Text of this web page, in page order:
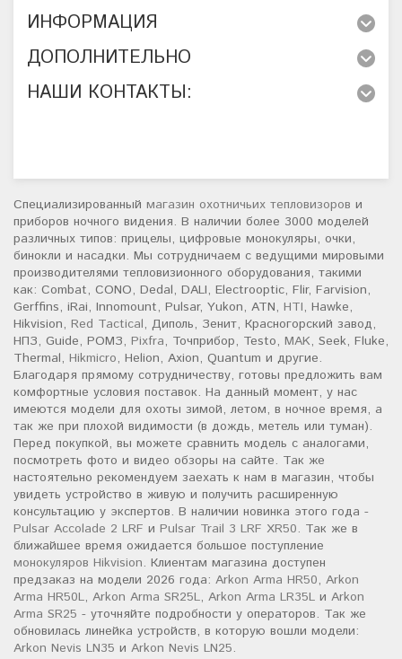
ИНФОРМАЦИЯ
ДОПОЛНИТЕЛЬНО
НАШИ КОНТАКТЫ:
Специализированный магазин охотничьих тепловизоров и
приборов ночного видения. В наличии более 3000 моделей
различных типов: прицелы, цифровые монокуляры, очки,
бинокли и насадки. Мы сотрудничаем с ведущими мировыми
производителями тепловизионного оборудования, такими
как: Combat, CONO, Dedal, DALI, Electrooptic, Flir, Farvision,
Gerffins, iRai, Innomount, Pulsar, Yukon, ATN, HTI, Hawke,
Hikvision, Red Tactical, Диполь, Зенит, Красногорский завод,
НПЗ, Guide, РОМЗ, Pixfra, Точприбор, Testo, MAK, Seek, Fluke,
Thermal, Hikmicro, Helion, Axion, Quantum и другие.
Благодаря прямому сотрудничеству, готовы предложить вам
комфортные условия поставок. На данный момент, у нас
имеются модели для охоты зимой, летом, в ночное время, а
так же при плохой видимости (в дождь, метель или туман).
Перед покупкой, вы можете сравнить модель с аналогами,
посмотреть фото и видео обзоры на сайте. Так же
настоятельно рекомендуем заехать к нам в магазин, чтобы
увидеть устройство в живую и получить расширенную
консультацию у экспертов. В наличии новинка этого года -
Pulsar Accolade 2 LRF и Pulsar Trail 3 LRF XR50. Так же в
ближайшее время ожидается большое поступление
монокуляров Hikvision. Клиентам магазина доступен
предзаказ на модели 2026 года: Arkon Arma HR50, Arkon
Arma HR50L, Arkon Arma SR25L, Arkon Arma LR35L и Arkon
Arma SR25 - уточняйте подробности у операторов. Так же
обновилась линейка устройств, в которую вошли модели:
Arkon Nevis LN35 и Arkon Nevis LN25.